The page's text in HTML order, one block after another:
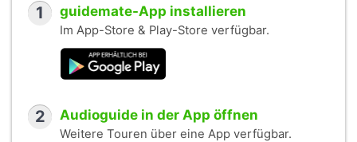
1 guidemate-App installieren
Im App-Store & Play-Store verfügbar.
2 Audioguide in der App öffnen
Weitere Touren über eine App verfügbar.